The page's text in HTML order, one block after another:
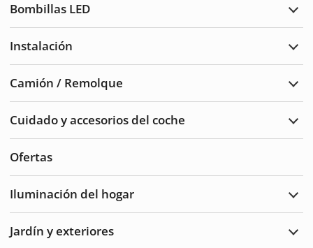
Bombillas LED
Instalación
Camión / Remolque
Cuidado y accesorios del coche
Ofertas
Iluminación del hogar
Jardín y exteriores